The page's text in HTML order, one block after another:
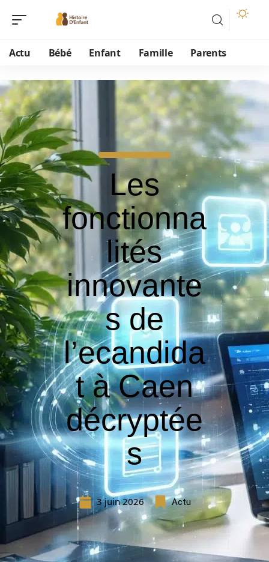
Actu Bébé Enfant Famille Parents
Les
fonctionna
lités
innovante
s de
l’ecandida
t à Caen
décryptée
s
3 juin 2026 Actu